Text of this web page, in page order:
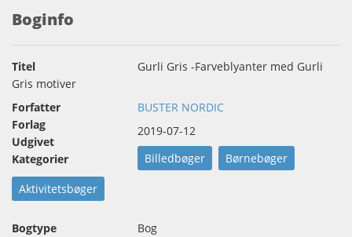
Boginfo
Titel
Gurli Gris -Farveblyanter med Gurli
Gris motiver
Forfatter
Forlag
BUSTER NORDIC
Udgivet
2019-07-12
Kategorier
Billedbøger Børnebøger
Aktivitetsbøger
Bogtype
Bog